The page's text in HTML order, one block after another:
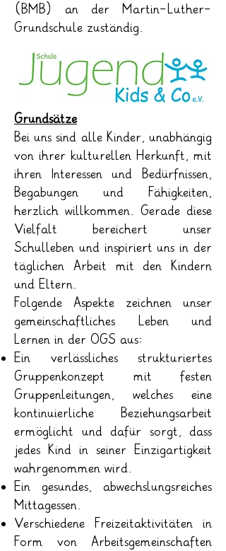
(BMB) an der Martin-Luther-
Grundschule zuständig.
Grundsätze
Bei uns sind alle Kinder, unabhängig
von ihrer kulturellen Herkunft, mit
ihren Interessen und Bedürfnissen,
Begabungen und Fähigkeiten,
herzlich willkommen. Gerade diese
Vielfalt bereichert unser
Schulleben und inspiriert uns in der
täglichen Arbeit mit den Kindern
und Eltern.
Folgende Aspekte zeichnen unser
gemeinschaftliches Leben und
Lernen in der OGS aus:
Ein verlässliches strukturiertes
Gruppenkonzept mit festen
Gruppenleitungen, welches eine
kontinuierliche Beziehungsarbeit
ermöglicht und dafür sorgt, dass
jedes Kind in seiner Einzigartigkeit
wahrgenommen wird.
Ein gesundes, abwechslungsreiches
Mittagessen.
Verschiedene Freizeitaktivitäten in
Form von Arbeitsgemeinschaften